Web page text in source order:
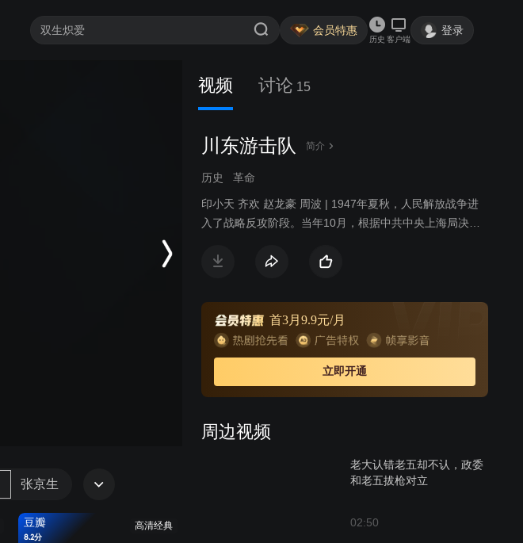
会员特惠
历史 客户端
登录
视频 讨论 15
川东游击队 简介
历史 革命
印小天 齐欢 赵龙豪 周波 | 1947年夏秋，人民解放战争进
入了战略反攻阶段。当年10月，根据中共中央上海局决
工作，临委把工作重心转移向农村，发动小规模游击战
起义，起义的第一枪首先在下川东的云阳、奉节、大宁、
巫山一带打响。
首3月9.9元/月
立即开通
周边视频
老大认错老五却不认，政委
和老五拔枪对立
02:50
张京生
高清经典
豆瓣
8.2分